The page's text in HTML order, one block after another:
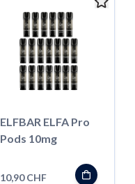
ELFBAR ELFA Pro
Pods 10mg
10,90 CHF